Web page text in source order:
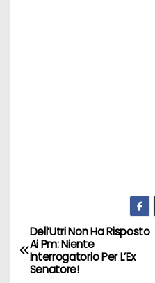
N
a
Dell’Utri Non Ha Risposto
Ai Pm: Niente
Interrogatorio Per L’Ex
Senatore!